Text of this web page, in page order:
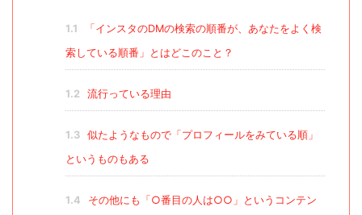
1.1
「インスタのDMの検索の順番が、あなたをよく検
索している順番」とはどこのこと？
1.2 流行っている理由
1.3
似たようなもので「プロフィールをみている順」
というものもある
1.4
その他にも「○番目の人は○○」というコンテン